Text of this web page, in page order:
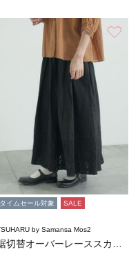
タイムセール対象 SALE
by Samansa Mos2